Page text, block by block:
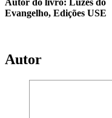
Evangelho, Edições USE
Autor